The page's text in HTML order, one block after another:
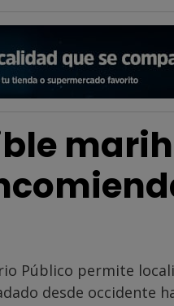
Público permite
desde occidente